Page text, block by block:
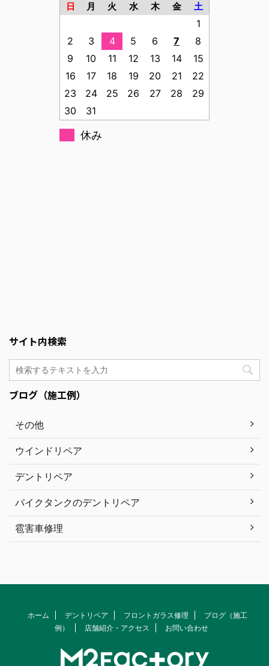
日 月 火 水 木 金 土
1
2
3 4 5 6 7
8
9
10 11 12 13 14
15
16
17 18 19 20 21
22
23
24 25 26 27 28
29
30
31
休み
サイト内検索
ブログ（施工例）
その他
ウインドリペア
デントリペア
バイクタンクのデントリペア
雹害車修理
ホーム デントリペア フロントガラス修理
ブログ（施工
例）
店舗紹介・アクセス お問い合わせ